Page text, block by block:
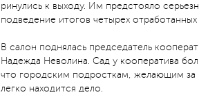
ринулись к выходу. Им предстояло
подведение итогов четырех отработанных
В салон поднялась председатель
Надежда Неволина. Сад у кооператива
что городским подросткам, желающим за
легко находится дело.